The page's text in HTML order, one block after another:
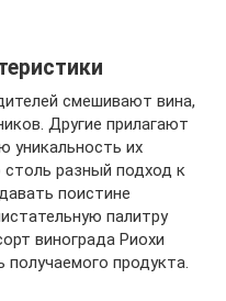
смешивают вина,
Другие прилагают
уникальность их
разный подход к
поистине
палитру
винограда Риохи
получаемого продукта.